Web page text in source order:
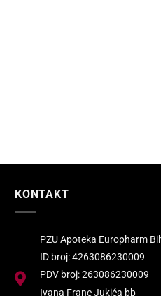
KONTAKT
PZU Apoteka Europharm
ID broj: 4263086230009
PDV broj: 263086230009
Ivana Frane Jukića bb